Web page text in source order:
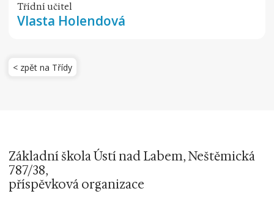
Třídní učitel
Vlasta Holendová
< zpět na Třídy
Základní škola Ústí nad Labem, Neštěmická
787/38,
příspěvková organizace